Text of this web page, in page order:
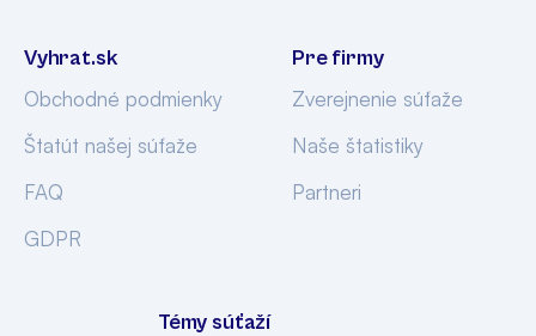
Vyhrat.sk
Obchodné podmienky
Štatút našej súťaže
FAQ
GDPR
Pre firmy
Zverejnenie súťaže
Naše štatistiky
Partneri
Témy súťaží